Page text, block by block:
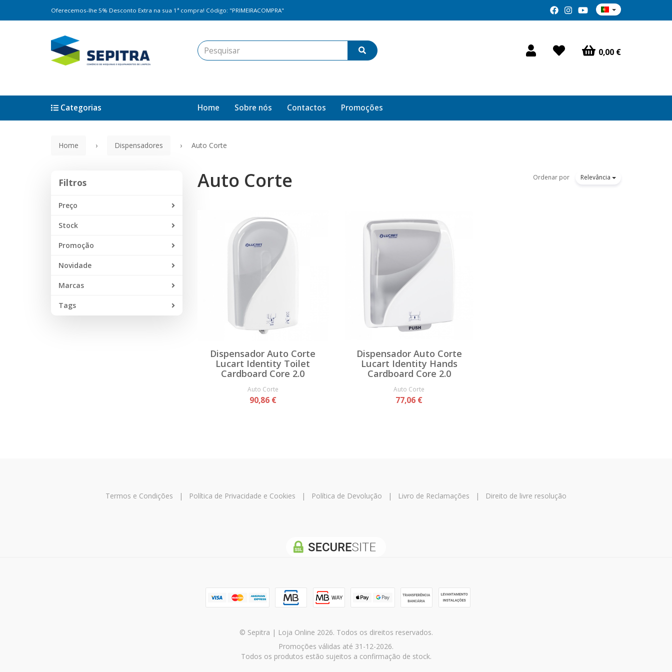
Oferecemos-lhe 5% Desconto Extra na sua 1ª compra! Código: "PRIMEIRACOMPRA"
0,00 €
Home Sobre nós Contactos Promoções
Categorias
Home Dispensadores Auto Corte
Filtros
Preço
Stock
Promoção
Novidade
Marcas
Tags
Auto Corte Ordenar por Relevância
Dispensador Auto Corte
Lucart Identity Toilet
Cardboard Core 2.0
Auto Corte
90,86 €
Dispensador Auto Corte
Lucart Identity Hands
Cardboard Core 2.0
Auto Corte
77,06 €
Termos e Condições | Política de Privacidade e Cookies | Política de Devolução | Livro de Reclamações | Direito de livre resolução
© Sepitra | Loja Online 2026. Todos os direitos reservados.
Promoções válidas até 31-12-2026.
Todos os produtos estão sujeitos a confirmação de stock.